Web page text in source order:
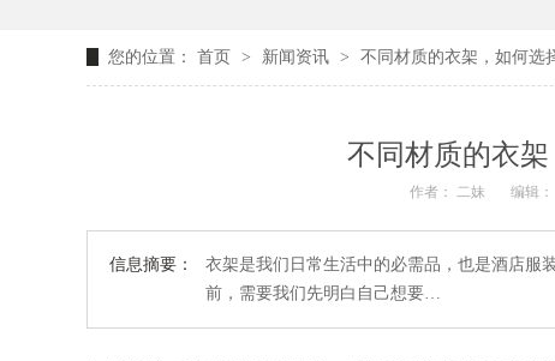
您的位置： 首页 > 新闻资讯 > 不同材质的衣架，如何选
不同材质的衣
作者： 二妹 编辑
信息摘要：
衣架是我们日常生活中的必需品，也是酒店服
前，需要我们先明白自己想要…